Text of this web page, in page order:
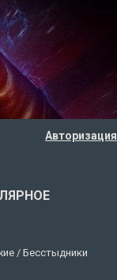
Авторизация
/ Бесстыдники